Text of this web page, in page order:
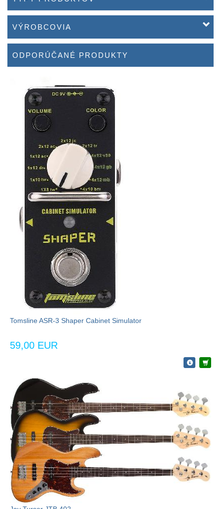
VÝROBCOVIA
ODPORÚČANÉ PRODUKTY
Tomsline ASR-3 Shaper Cabinet Simulator
59,00 EUR